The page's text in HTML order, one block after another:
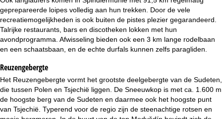
n
a
geprepareerde loipes volledig aan hun trekken. Door de vele
recreatiemogelijkheden is ook buiten de pistes plezier gegarandeerd.
Talrijke restaurants, bars en discotheken lokken met hun
avondprogramma. Afwisseling bieden ook een 3 km lange rodelbaan
en een schaatsbaan, en de echte durfals kunnen zelfs paragliden.
Reuzengebergte
Het Reuzengebergte vormt het grootste deelgebergte van de Sudeten,
die tussen Polen en Tsjechië liggen. De Sneeuwkop is met ca. 1.600 m
de hoogste berg van de Sudeten en daarmee ook het hoogste punt
van Tsjechië. Typerend voor de regio zijn de steenachtige rotsen en